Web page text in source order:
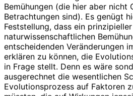
Bemühungen (die hier aber nicht
Betrachtungen sind). Es genügt
Feststellung, dass ein
naturwissenschaftlichen
entscheidenden Veränderungen
erklären zu können, die
in Frage stellt. Denn es wäre
ausgerechnet die wesentlichen
Evolutionsprozess auf Faktoren